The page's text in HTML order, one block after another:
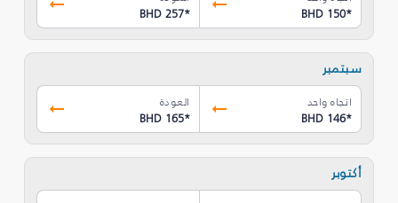
BHD 150*
BHD 257*
سبتمبر
اتجاه واحد
BHD 146*
العودة
BHD 165*
أكتوبر